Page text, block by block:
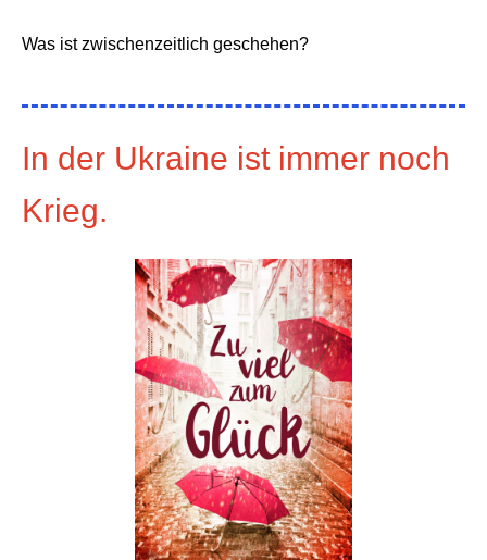
Was ist zwischenzeitlich geschehen?
In der Ukraine ist immer noch
Krieg.